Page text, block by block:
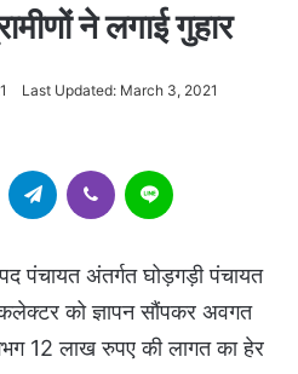
ने लगाई गुहार
Last Updated: March 3, 2021
WhatsAppTelegram Viber
पंचायत अंतर्गत घोड़गड़ी पंचायत
कलेक्टर को ज्ञापन सौंपकर अवगत
12 लाख रुपए की लागत का हेर